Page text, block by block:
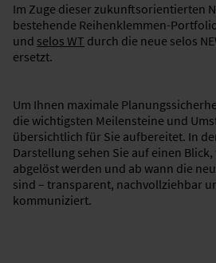
Im Zuge dieser zukunftsorientierten
bestehende Reihenklemmen-
und selos WT durch die neue selos
ersetzt. ​
Um Ihnen maximale
die wichtigsten Meilensteine und
übersichtlich für Sie aufbereitet. In
Darstellung sehen Sie auf einen
abgelöst werden und ab wann die
sind – transparent, nachvollziehbar
kommuniziert.​